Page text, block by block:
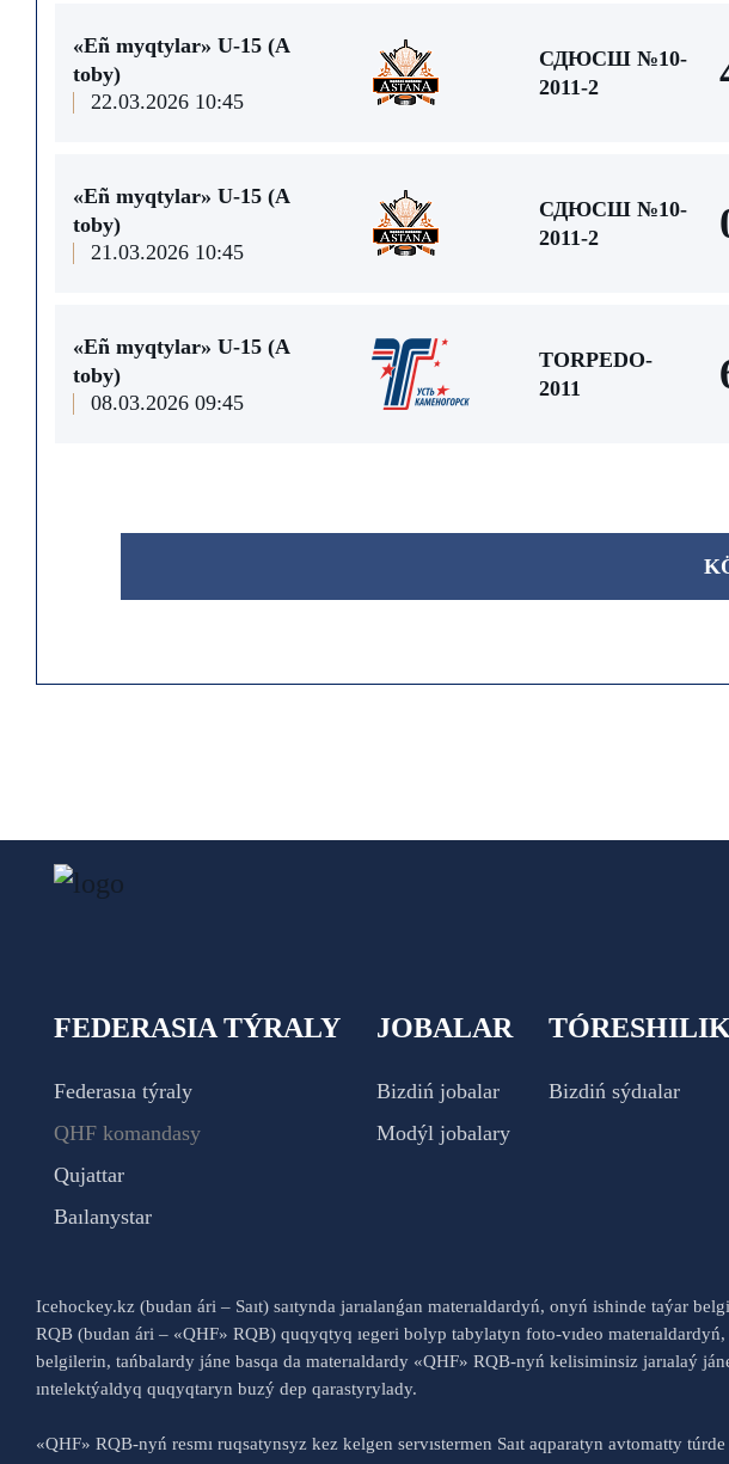
«Eñ myqtylar» U-15 (A
toby)
22.03.2026 10:45
СДЮСШ №10-
2011-2
«Eñ myqtylar» U-15 (A
toby)
21.03.2026 10:45
СДЮСШ №10-
2011-2
«Eñ myqtylar» U-15 (A
toby)
08.03.2026 09:45
TORPEDO-
2011
FEDERASIA TÝRALY
Federasıa týraly
QHF komandasy
Qujattar
Baılanystar
JOBALAR
Bizdiń jobalar
Modýl jobalary
TÓRESHILIK
Bizdiń sýdıalar
Icehockey.kz (budan ári – Saıt) saıtynda jarıalanǵan materıaldardyń, onyń ishinde taýar
RQB (budan ári – «QHF» RQB) quqyqtyq ıegeri bolyp tabylatyn foto-vıdeo
belgilerin, tańbalardy jáne basqa da materıaldardy «QHF» RQB-nyń kelisiminsiz jarıalaý
ıntelektýaldyq quqyqtaryn buzý dep qarastyrylady.
«QHF» RQB-nyń resmı ruqsatynsyz kez kelgen servıstermen Saıt aqparatyn avtomatty